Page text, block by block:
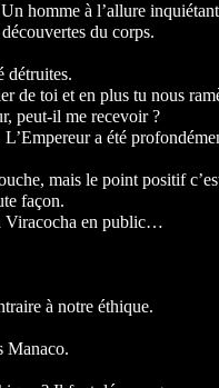
homme à l’allure
du corps.
détruites.
de toi et en plus tu nous
peut-il me recevoir ?
a été
mais le point positif
façon.
Viracocha en public…
à notre éthique.
Manaco.